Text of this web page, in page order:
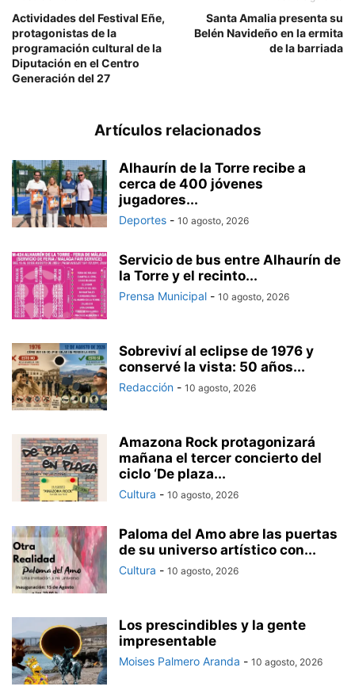
Actividades del Festival Eñe,
protagonistas de la
programación cultural de la
Diputación en el Centro
Generación del 27
Santa Amalia presenta su
Belén Navideño en la ermita
de la barriada
Artículos relacionados
Alhaurín de la Torre recibe a
cerca de 400 jóvenes
jugadores...
Deportes - 10 agosto, 2026
Servicio de bus entre Alhaurín de
la Torre y el recinto...
Prensa Municipal - 10 agosto, 2026
Sobreviví al eclipse de 1976 y
conservé la vista: 50 años...
Redacción - 10 agosto, 2026
Amazona Rock protagonizará
mañana el tercer concierto del
ciclo ‘De plaza...
Cultura - 10 agosto, 2026
Paloma del Amo abre las puertas
de su universo artístico con...
Cultura - 10 agosto, 2026
Los prescindibles y la gente
impresentable
Moises Palmero Aranda - 10 agosto, 2026